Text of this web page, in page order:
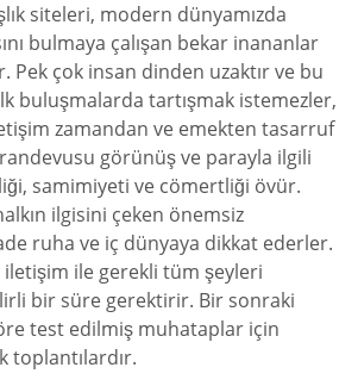
siteleri, modern dünyamızda
bulmaya çalışan bekar inananlar
Pek çok insan dinden uzaktır ve bu
buluşmalarda tartışmak istemezler,
zamandan ve emekten tasarruf
görünüş ve parayla ilgili
samimiyeti ve cömertliği övür.
ilgisini çeken önemsiz
ruha ve iç dünyaya dikkat ederler.
ile gerekli tüm şeyleri
bir süre gerektirir. Bir sonraki
test edilmiş muhataplar için
toplantılardır.